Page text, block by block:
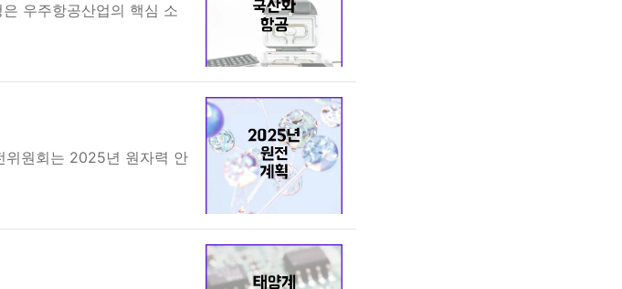
우주항공산업의 핵심 소
위원회는 2025년 원자력 안